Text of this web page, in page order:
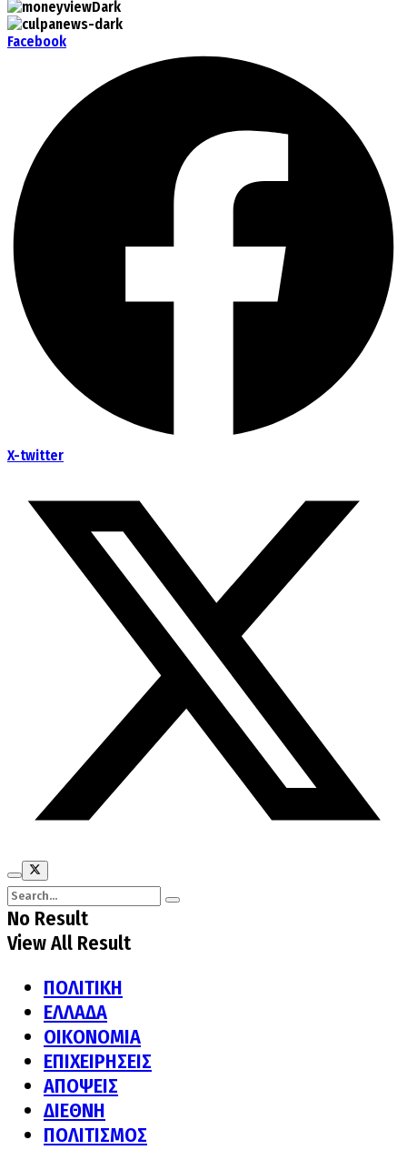
Facebook
X-twitter
No Result
View All Result
ΠΟΛΙΤΙΚΗ
ΕΛΛΑΔΑ
ΟΙΚΟΝΟΜΙΑ
ΕΠΙΧΕΙΡΗΣΕΙΣ
ΑΠΟΨΕΙΣ
ΔΙΕΘΝΗ
ΠΟΛΙΤΙΣΜΟΣ